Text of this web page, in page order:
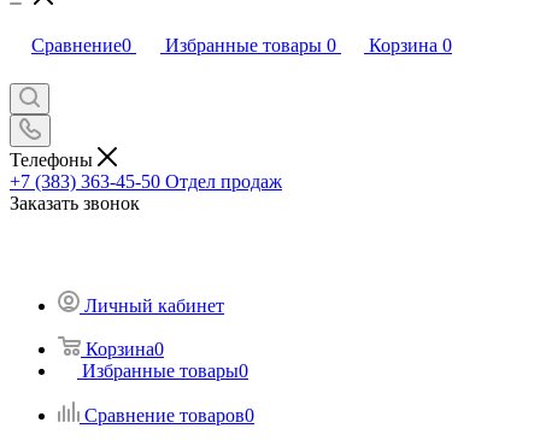
Сравнение0 Избранные товары 0 Корзина 0
Телефоны
+7 (383) 363-45-50 Отдел продаж
Заказать звонок
Личный кабинет
Корзина0
Избранные товары0
Сравнение товаров0